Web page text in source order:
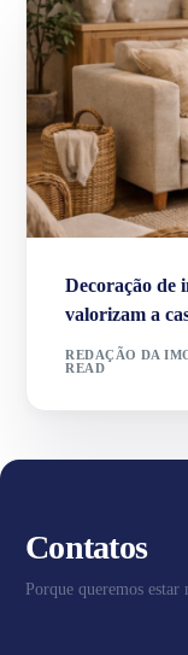
Decoração de
valorizam a
REDAÇÃO DA
READ
Contatos
Porque queremos